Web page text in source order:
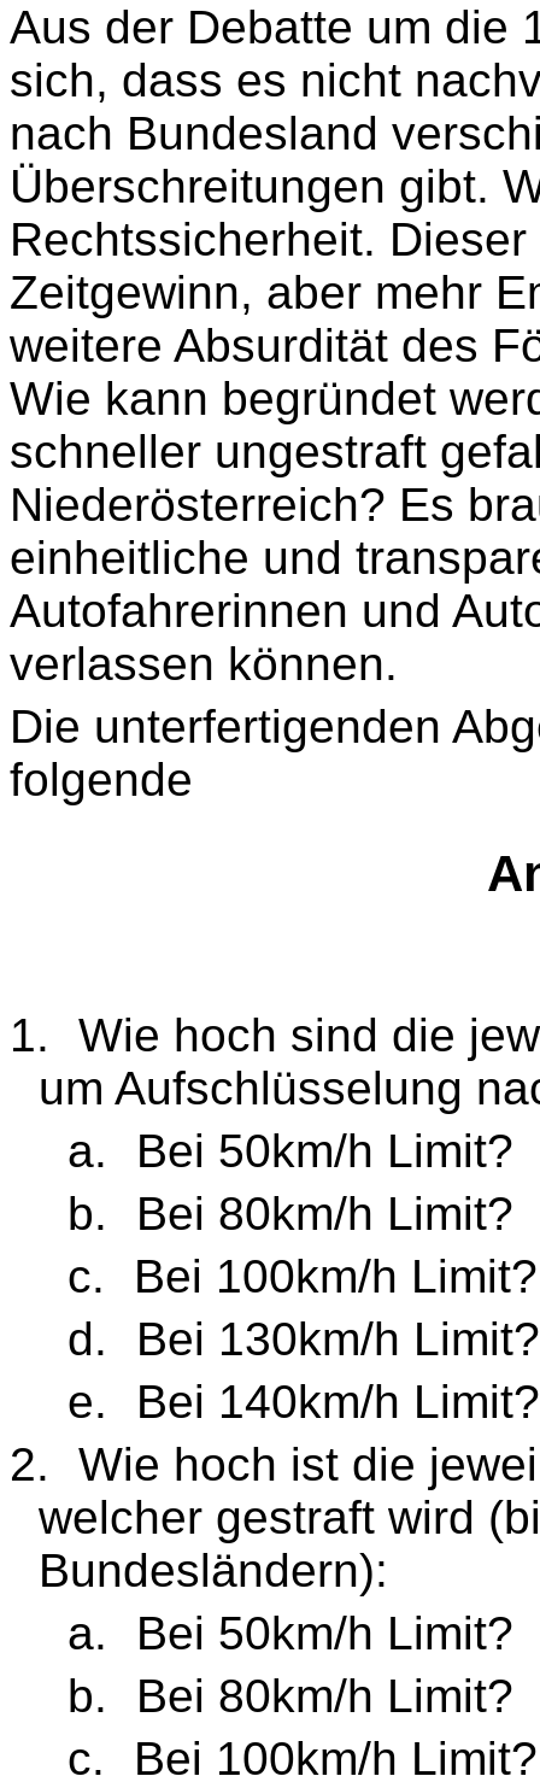
Aus der Debatte um die
sich, dass es nicht
nach Bundesland
Überschreitungen gibt.
Rechtssicherheit.
Zeitgewinn, aber mehr
weitere Absurdität des
Wie kann begründet
schneller ungestraft
Niederösterreich? Es
einheitliche und
Autofahrerinnen und
verlassen können.
Die unterfertigenden
folgende
1.
Wie hoch sind die
um Aufschlüsselung
a.
Bei 50km/h Limit?
b.
Bei 80km/h Limit?
c.
Bei 100km/h Limit?
d.
Bei 130km/h Limit?
e.
Bei 140km/h Limit?
2.
Wie hoch ist die
welcher gestraft wird
Bundesländern):
a.
Bei 50km/h Limit?
b.
Bei 80km/h Limit?
c.
Bei 100km/h Limit?